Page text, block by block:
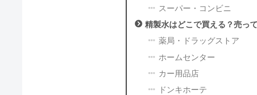
スーパー・コンビニ
精製水はどこで買える？売っ
薬局・ドラッグストア
ホームセンター
カー用品店
ドンキホーテ